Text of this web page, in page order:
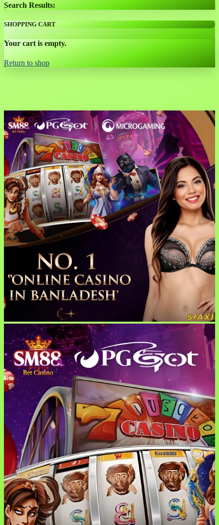
Search Results:
SHOPPING CART
Your cart is empty.
Return to shop